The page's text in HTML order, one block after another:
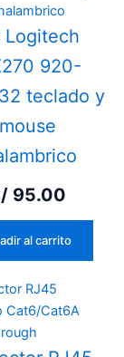
Logitech
920-
teclado y
mouse
95.00
al carrito